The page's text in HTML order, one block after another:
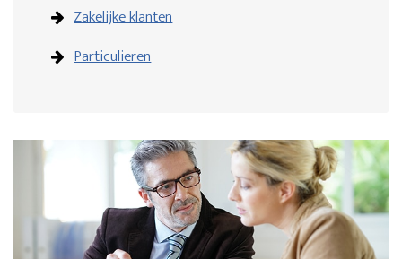
Zakelijke klanten
Particulieren